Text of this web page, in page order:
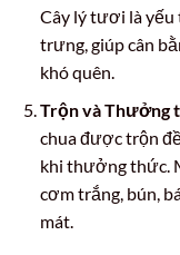
Cây lý tươi là yếu
trưng, giúp cân
khó quên.
Trộn và Thưởng
chua được trộn
khi thưởng thức.
cơm trắng, bún,
mát.